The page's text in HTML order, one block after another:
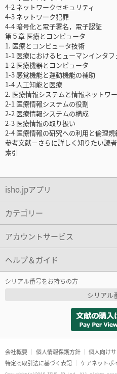
4-2 ネットワークセキュリティ
4-3 ネットワーク犯罪
4-4 暗号化と電子署名，電子認証
第５章 医療とコンピュータ
1. 医療とコンピュータ技術
1-1 医療におけるヒューマンインタフ
1-2 医療機器とコンピュータ
1-3 感覚機能と運動機能の補助
1-4 人工知能と医療
2. 医療情報システムと情報ネットワ
2-1 医療情報システムの役割
2-2 医療情報システムの構成
2-3 医療情報の取り扱い
2-4 医療情報の研究への利用と倫理規
参考文献－さらに詳しく知りたい読
索引
isho.jpアプリ
カテゴリー
アカウントサービス
ヘルプ＆ガイド
シリアル番号をお持ちの方
シリアル
会社概要 個人情報保護方針
個人向け
特定商取引法に基づく表記
ケアネットポ